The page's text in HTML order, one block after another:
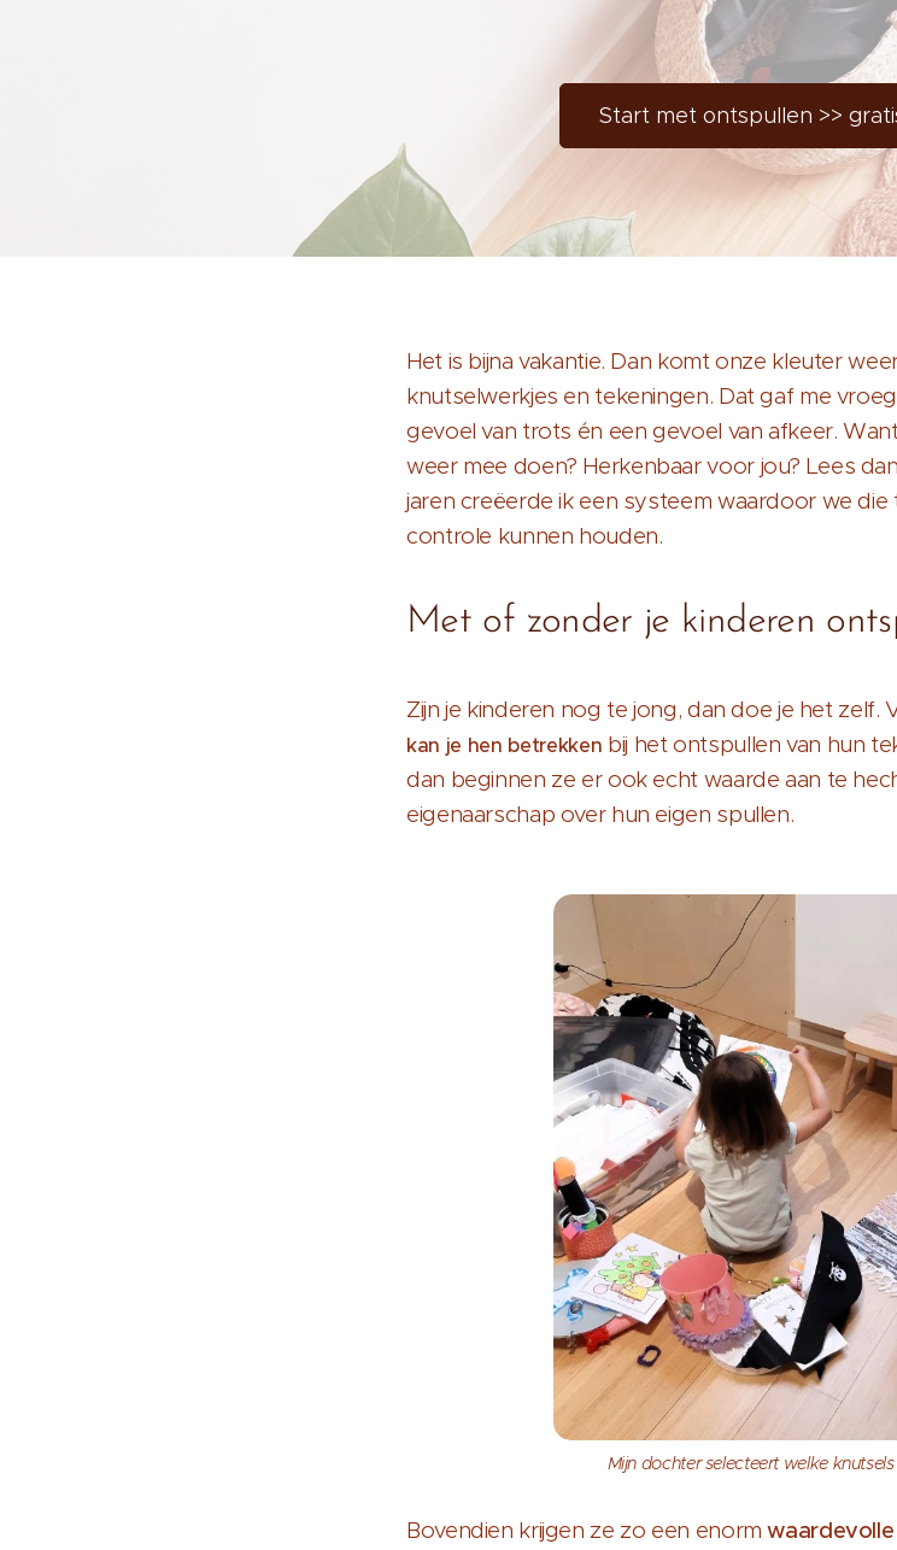
Start met ontspullen >>
Het is bijna vakantie. Dan komt onze kleuter
knutselwerkjes en tekeningen. Dat gaf me
gevoel van trots én een gevoel van afkeer.
weer mee doen? Herkenbaar voor jou? Lees
jaren creëerde ik een systeem waardoor we
controle kunnen houden.
Met of zonder je kinderen
Zijn je kinderen nog te jong, dan doe je het zelf.
kan je hen betrekken bij het ontspullen van hun
dan beginnen ze er ook echt waarde aan te
eigenaarschap over hun eigen spullen.
Mijn dochter selecteert welke
Bovendien krijgen ze zo een enormwaardevolle